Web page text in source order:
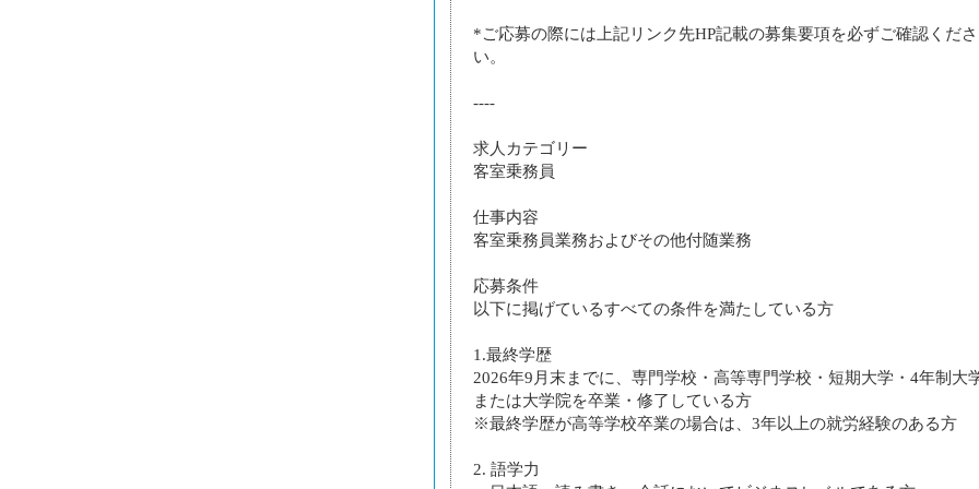
*ご応募の際には上記リンク先HP記載の募集要項を必ずご確認くださ
い。
----
求人カテゴリー
客室乗務員
仕事内容
客室乗務員業務およびその他付随業務
応募条件
以下に掲げているすべての条件を満たしている方
1.最終学歴
2026年9月末までに、専門学校・高等専門学校・短期大学・4年制大
または大学院を卒業・修了している方
※最終学歴が高等学校卒業の場合は、3年以上の就労経験のある方
2. 語学力